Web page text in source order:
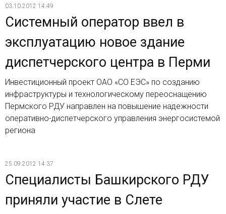
03.10.2012 14:49
Системный оператор ввел в
эксплуатацию новое здание
диспетчерского центра в Перми
Инвестиционный проект ОАО «СО ЕЭС» по созданию
инфраструктуры и технологическому переоснащению
Пермского РДУ направлен на повышение надежности
оперативно-диспетчерского управления энергосистемой
региона
25.09.2012 14:37
Специалисты Башкирского РДУ
приняли участие в Слете